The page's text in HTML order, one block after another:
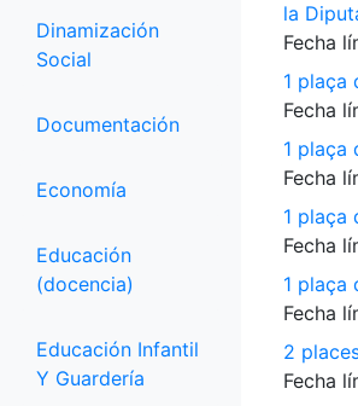
Dinamización
Social
Documentación
Economía
Educación
(docencia)
Educación Infantil
Y Guardería
la
Fecha
1 plaça
Fecha
1 plaça
Fecha
1 plaça
Fecha
1 plaça
Fecha
2
Fecha